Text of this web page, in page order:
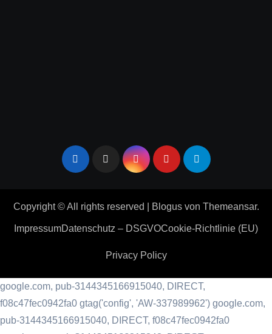
Copyright © All rights reserved Blogusvon Themeansar.
ImpressumDatenschutz – DSGVOCookie-Richtlinie (EU)
Privacy Policy
google.com, pub-3144345166915040, DIRECT,
f08c47fec0942fa0 gtag('config', 'AW-337989962') google.com,
pub-3144345166915040, DIRECT, f08c47fec0942fa0